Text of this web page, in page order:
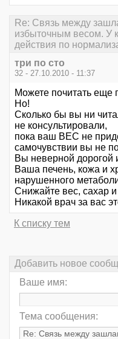
Re: Связь между
избыточным весом. У
действия по
три по сто
32 - 27.10.2010 - 11:37
Можете почитать еще
Но!
Сколько бы вы ни
не консультировали,
пока ваш ВЕС не
самочувствии вы не
Вы неверной дорогой
Ваша печень, кожа и
нарушенного
Снижайте вес, сахар и
Никакой врач за вас
К списку тем
Добавить новое
Ваше имя:
Тема сообщения: